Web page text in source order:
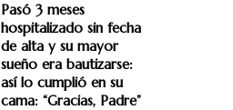
Pasó 3 meses
hospitalizado sin fecha
de alta y su mayor
sueño era bautizarse:
así lo cumplió en su
cama: “Gracias, Padre”